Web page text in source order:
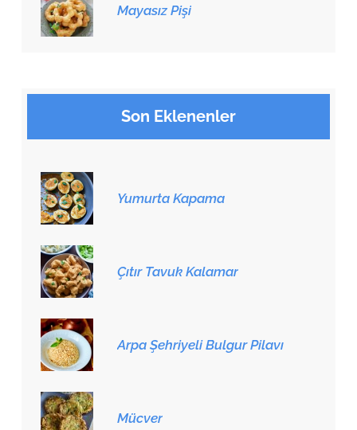
Mayasız Pişi
Son Eklenenler
Yumurta Kapama
Çıtır Tavuk Kalamar
Arpa Şehriyeli Bulgur Pilavı
Mücver